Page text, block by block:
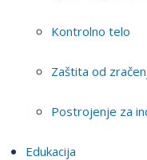
Kontrolno telo
Zaštita od
Postrojenje za
Edukacija